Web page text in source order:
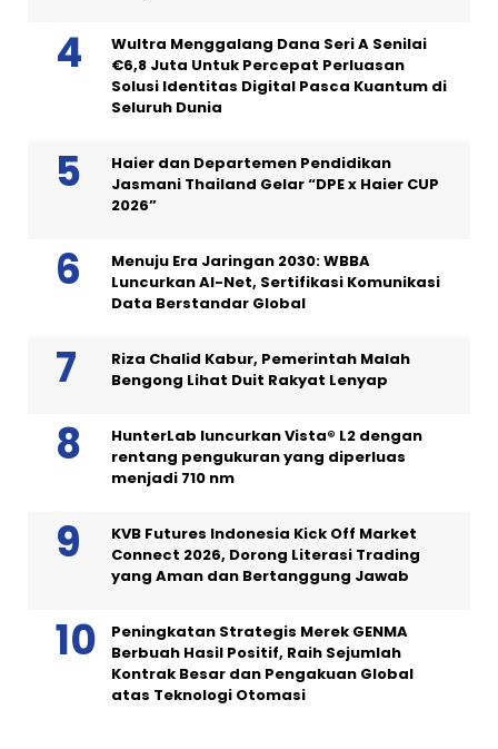
Wultra Menggalang Dana Seri A Senilai
€6,8 Juta Untuk Percepat Perluasan
Solusi Identitas Digital Pasca Kuantum di
Seluruh Dunia
Haier dan Departemen Pendidikan
Jasmani Thailand Gelar “DPE x Haier CUP
2026”
Menuju Era Jaringan 2030: WBBA
Luncurkan AI-Net, Sertifikasi Komunikasi
Data Berstandar Global
Riza Chalid Kabur, Pemerintah Malah
Bengong Lihat Duit Rakyat Lenyap
HunterLab luncurkan Vista® L2 dengan
rentang pengukuran yang diperluas
menjadi 710 nm
KVB Futures Indonesia Kick Off Market
Connect 2026, Dorong Literasi Trading
yang Aman dan Bertanggung Jawab
Peningkatan Strategis Merek GENMA
Berbuah Hasil Positif, Raih Sejumlah
Kontrak Besar dan Pengakuan Global
atas Teknologi Otomasi